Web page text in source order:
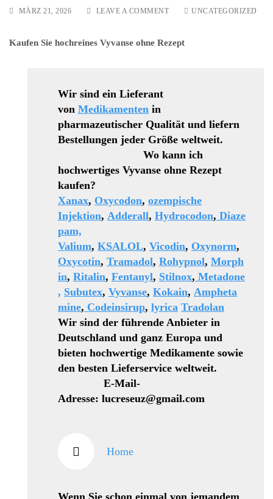
MÄRZ 21, 2026 LEAVE A COMMENTON
REZEPTFREI
UNCATEGORIZED
Kaufen Sie hochreines Vyvanse ohne Rezept
Wir sind ein Lieferant
von Medikamenten in
pharmazeutischer Qualität und liefern
Bestellungen jeder Größe weltweit.
Wo kann ich
hochwertiges Vyvanse ohne Rezept
kaufen?
Xanax, Oxycodon, ozempische
Injektion, Adderall, Hydrocodon, Diaze
pam,
Valium, KSALOL, Vicodin, Oxynorm,
Oxycotin, Tramadol, Rohypnol, Morph
in, Ritalin, Fentanyl, Stilnox, Metadone
, Subutex, Vyvanse, Kokain, Ampheta
mine, Codeinsirup, lyrica Tradolan
Wir sind der führende Anbieter in
Deutschland und ganz Europa und
bieten hochwertige Medikamente sowie
den besten Lieferservice weltweit.
E-Mail-
Adresse: lucreseuz@gmail.com
Home
Wenn Sie schon einmal von jemandem